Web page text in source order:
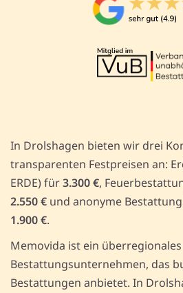
In Drolshagen bieten wir drei
transparenten Festpreisen an:
ERDE) für3.300 €,
2.550 € und anonyme
1.900 €.
Memovida ist ein überregionales
Bestattungsunternehmen, das
Bestattungen anbietet. In